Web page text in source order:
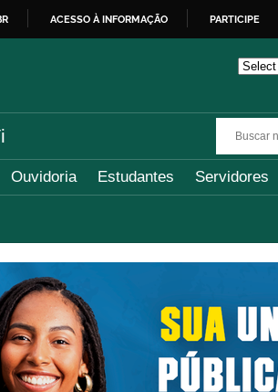
ACESSO À INFORMAÇÃO PARTICIPE
Ouvidoria Estudantes Servidores